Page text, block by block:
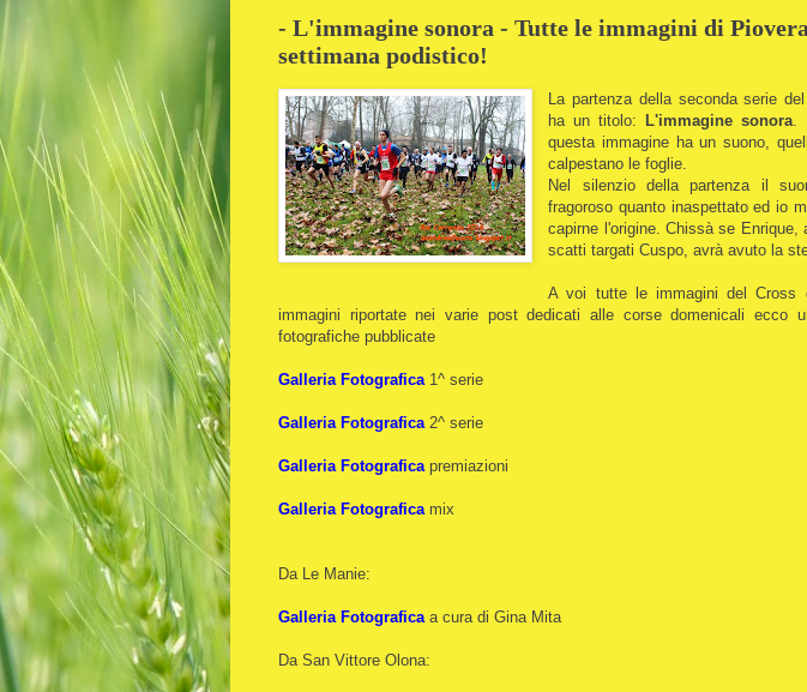
- L'immagine sonora - Tutte le immagini di
settimana podistico!
La partenza della seconda serie
ha un titolo:
L'immagine sonora
questa immagine ha un suono,
calpestano le foglie.
Nel silenzio della partenza il
fragoroso quanto inaspettato ed io
capirne l'origine. Chissà se Enrique,
scatti targati Cuspo, avrà avuto la
A voi tutte le immagini del
immagini riportate nei varie post dedicati alle corse domenicali ecco
fotografiche pubblicate
Galleria Fotografica 1^ serie
Galleria Fotografica 2^ serie
Galleria Fotografica premiazioni
Galleria Fotografica mix
Da Le Manie:
Galleria Fotografica a cura di Gina Mita
Da San Vittore Olona: